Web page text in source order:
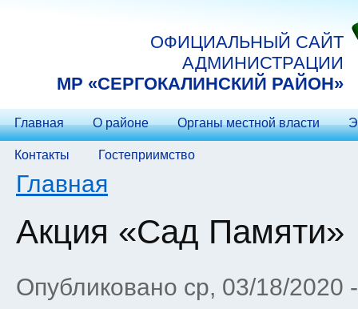
ОФИЦИАЛЬНЫЙ САЙТ
АДМИНИСТРАЦИИ
МP «СЕРГОКАЛИНСКИЙ РАЙОН»
Главная О районе Органы местной власти
Контакты Гостеприимство
Вы здесь
Главная
Акция «Сад Памяти»
Опубликовано ср, 03/18/2020